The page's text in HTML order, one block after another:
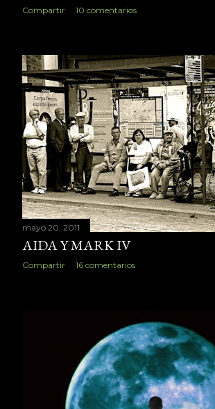
Compartir 10 comentarios
mayo 20, 2011
AIDA Y MARK IV
Compartir 16 comentarios